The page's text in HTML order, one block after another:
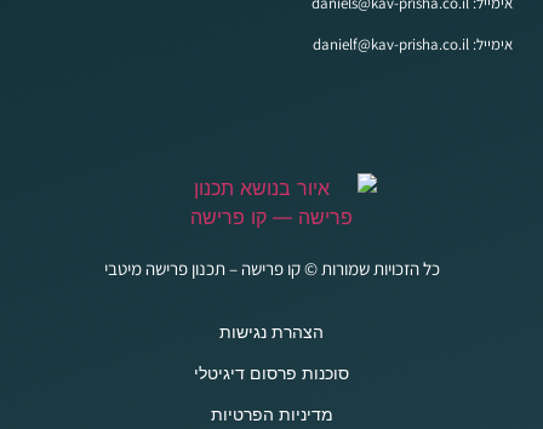
אימייל: danielf@kav-prisha.co.il
כל הזכויות שמורות © קו פרישה – תכנון פרישה מיטבי
הצהרת נגישות
סוכנות פרסום דיגיטלי
מדיניות הפרטיות